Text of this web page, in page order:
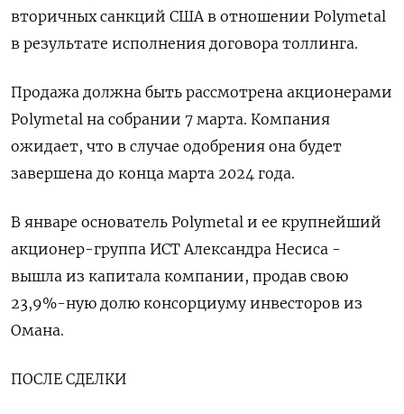
вторичных санкций США в отношении Polymetal
в результате исполнения договора толлинга.
Продажа должна быть рассмотрена акционерами
Polymetal на собрании 7 марта. Компания
ожидает, что в случае одобрения она будет
завершена до конца марта 2024 года.
В январе основатель Polymetal и ее крупнейший
акционер-группа ИСТ Александра Несиса -
вышла из капитала компании, продав свою
23,9%-ную долю консорциуму инвесторов из
Омана.
ПОСЛЕ СДЕЛКИ